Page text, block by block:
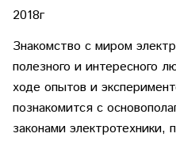
2018г
Знакомство с миром
полезного и интересного
ходе опытов и
познакомится с
законами электротехники,